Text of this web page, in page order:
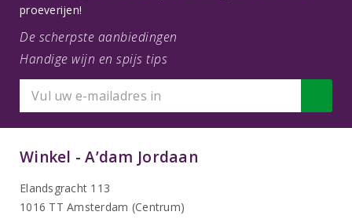
proeverijen!
De scherpste aanbiedingen
Handige wijn en spijs tips
Winkel - A’dam Jordaan
Elandsgracht 113
1016 TT Amsterdam (Centrum)